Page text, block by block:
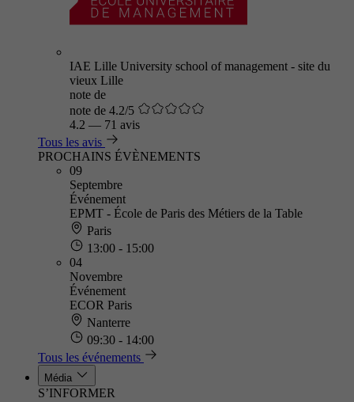
IAE Lille University school of management - site du
vieux Lille
note de
note de 4.2/5
4.2 — 71 avis
Tous les avis
PROCHAINS ÉVÈNEMENTS
09
Septembre
Événement
EPMT - École de Paris des Métiers de la Table
Paris
13:00 - 15:00
04
Novembre
Événement
ECOR Paris
Nanterre
09:30 - 14:00
Tous les événements
Média
S’INFORMER